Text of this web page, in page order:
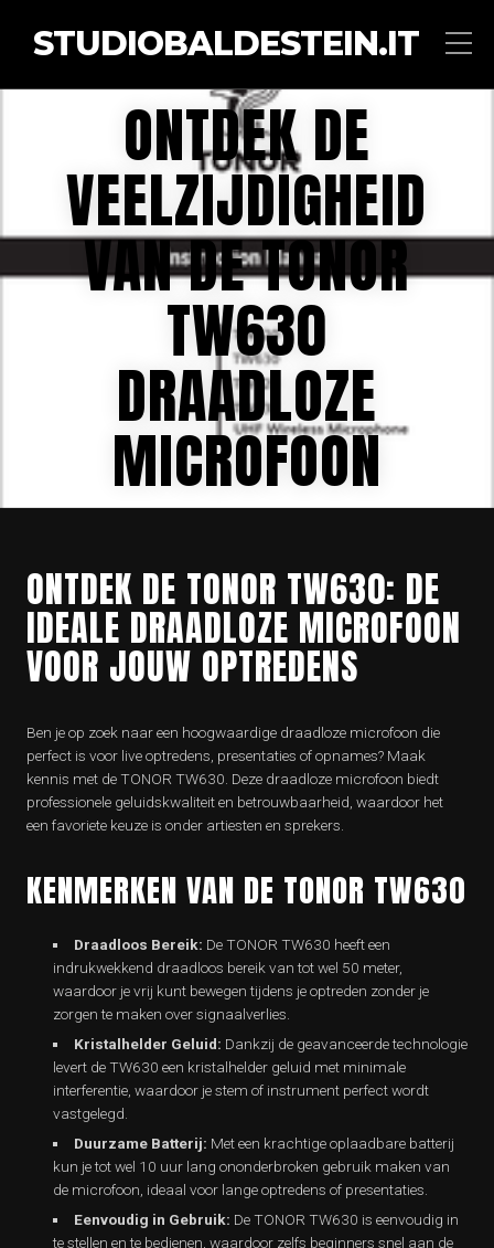
STUDIOBALDESTEIN.IT
ONTDEK DE
VEELZIJDIGHEID
VAN DE TONOR
TW630
DRAADLOZE
MICROFOON
ONTDEK DE TONOR TW630: DE
IDEALE DRAADLOZE MICROFOON
VOOR JOUW OPTREDENS
Ben je op zoek naar een hoogwaardige draadloze microfoon die
perfect is voor live optredens, presentaties of opnames? Maak
kennis met de TONOR TW630. Deze draadloze microfoon biedt
professionele geluidskwaliteit en betrouwbaarheid, waardoor het
een favoriete keuze is onder artiesten en sprekers.
KENMERKEN VAN DE TONOR TW630
Draadloos Bereik: De TONOR TW630 heeft een
indrukwekkend draadloos bereik van tot wel 50 meter,
waardoor je vrij kunt bewegen tijdens je optreden zonder je
zorgen te maken over signaalverlies.
Kristalhelder Geluid: Dankzij de geavanceerde technologie
levert de TW630 een kristalhelder geluid met minimale
interferentie, waardoor je stem of instrument perfect wordt
vastgelegd.
Duurzame Batterij: Met een krachtige oplaadbare batterij
kun je tot wel 10 uur lang ononderbroken gebruik maken van
de microfoon, ideaal voor lange optredens of presentaties.
Eenvoudig in Gebruik: De TONOR TW630 is eenvoudig in
te stellen en te bedienen, waardoor zelfs beginners snel aan de